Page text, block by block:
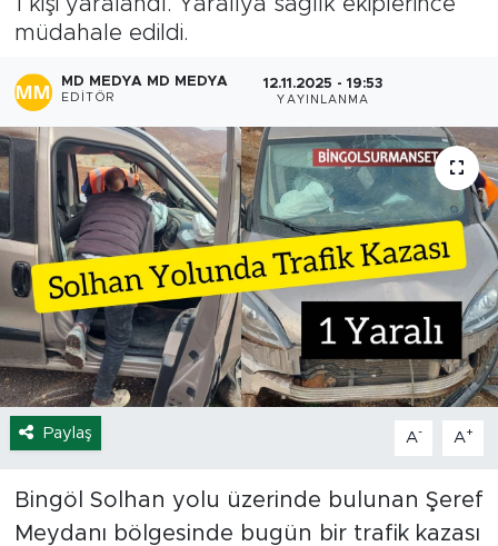
müdahale edildi.
MD MEDYA MD MEDYA
EDITÖR
12.11.2025 - 19:53
YAYINLANMA
Paylaş A- A+
Bingöl Solhan yolu üzerinde bulunan Şeref
Meydanı bölgesinde bugün bir trafik kazası
Yayladere-Yedisu
MD Prestij Dergisi
Siyaset
Spor
Yaşam
Sağlık
Eğitim
Ekonomi
Tavz Der
Son Dakika Haberleri
Haber Arşivi